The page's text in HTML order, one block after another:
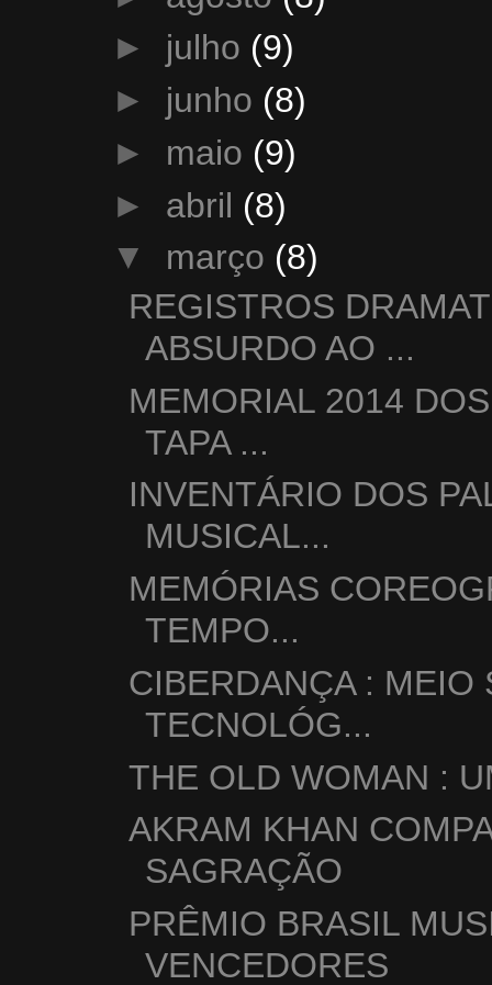
► julho (9)
► junho (8)
► maio (9)
► abril (8)
▼ março (8)
REGISTROS
ABSURDO AO ...
MEMORIAL 2014
TAPA ...
INVENTÁRIO DOS
MUSICAL...
MEMÓRIAS
TEMPO...
CIBERDANÇA : MEIO
TECNOLÓG...
THE OLD WOMAN :
AKRAM KHAN
SAGRAÇÃO
PRÊMIO BRASIL
VENCEDORES